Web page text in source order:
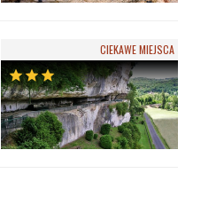
CIEKAWE MIEJSCA
starstarstar